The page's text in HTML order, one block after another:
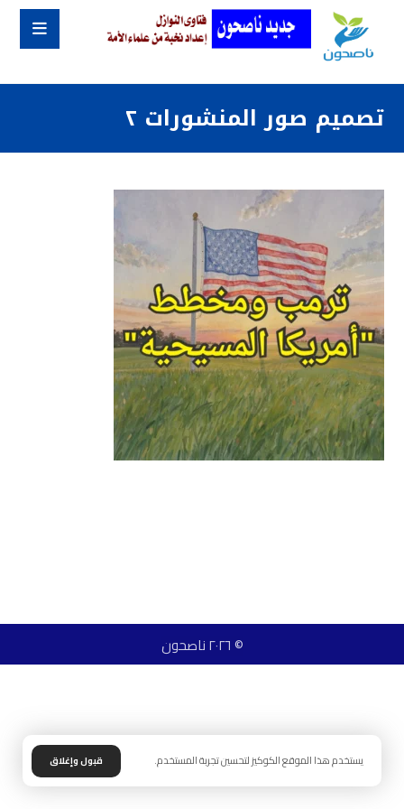
تصميم صور المنشورات ٢
© ٢٠٢٦ ناصحون
يستخدم هذا الموقع الكوكيز لتحسين تجربة المستخدم. قبول وإغلاق